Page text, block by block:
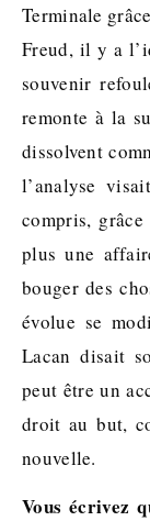
Terminale
Freud, il y a
souvenir
remonte à la
dissolvent
l’analyse
compris,
plus une
bouger des
évolue se
Lacan disait
peut être un
droit au but,
nouvelle.
Vous écrivez